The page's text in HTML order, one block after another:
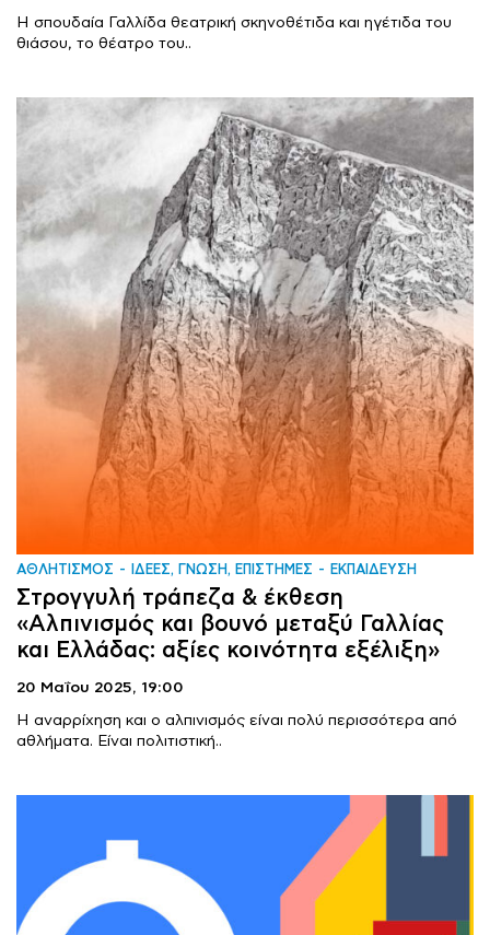
Η σπουδαία Γαλλίδα θεατρική σκηνοθέτιδα και ηγέτιδα του
θιάσου, το θέατρο του..
ΑΘΛΗΤΙΣΜΟΣ ΙΔΕΕΣ, ΓΝΩΣΗ, ΕΠΙΣΤΗΜΕΣ ΕΚΠΑΙΔΕΥΣΗ
Στρογγυλή τράπεζα & έκθεση
«Αλπινισμός και βουνό μεταξύ Γαλλίας
και Ελλάδας: αξίες κοινότητα εξέλιξη»
20 Μαΐου 2025, 19:00
Η αναρρίχηση και ο αλπινισμός είναι πολύ περισσότερα από
αθλήματα. Είναι πολιτιστική..